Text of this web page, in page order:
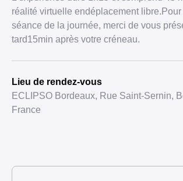
réalité virtuelle endéplacement
séance de la journée, merci de vous
tard15min après votre créneau.
Lieu de rendez-vous
ECLIPSO Bordeaux, Rue Saint-Sernin,
France